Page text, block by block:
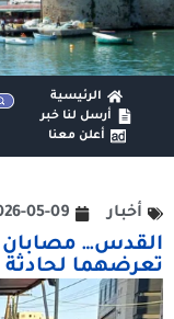
الرئيسية
أرسل لنا خبر
أعلن معنا
أخبار 05-09
القدس… مصابان
تعرضهما لحادثة